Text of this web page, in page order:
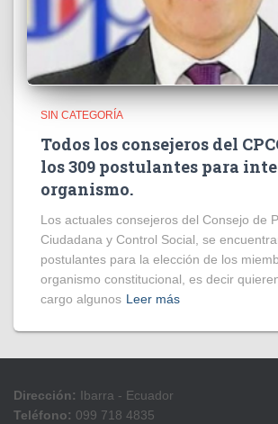
SIN CATEGORÍA
Todos los consejeros del
los 309 postulantes para
organismo.
Los actuales consejeros del Consejo de
Ciudadana y Control Social, se
postulantes para la elección de los
organismo constitucional, es decir
cargo algunos Leer más
Dirección: Ibarra - Ecuador
Teléfono: 099 718 4835